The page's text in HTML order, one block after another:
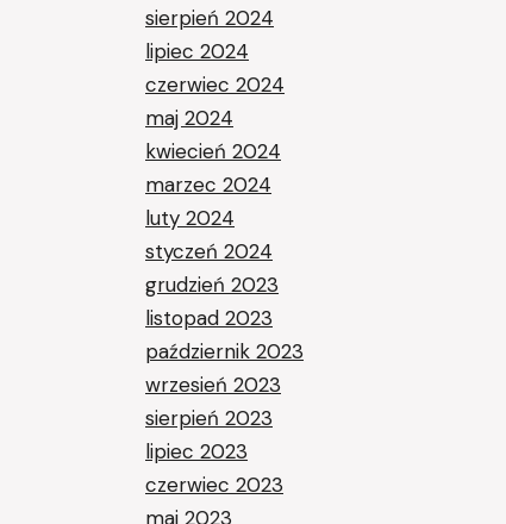
sierpień 2024
lipiec 2024
czerwiec 2024
maj 2024
kwiecień 2024
marzec 2024
luty 2024
styczeń 2024
grudzień 2023
listopad 2023
październik 2023
wrzesień 2023
sierpień 2023
lipiec 2023
czerwiec 2023
maj 2023